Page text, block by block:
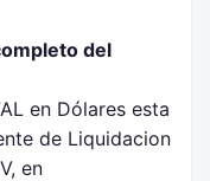
del
en Dólares esta
de Liquidacion
en